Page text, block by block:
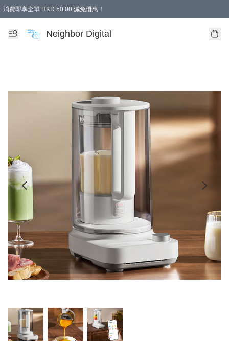
消費即享全單 HKD 50.00 減免優惠！
Neighbor Digital